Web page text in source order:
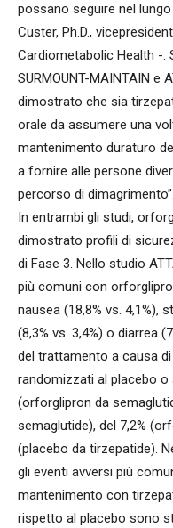
possano seguire nel
Custer, Ph.D.,
Cardiometabolic Health -.
SURMOUNT-MAINTAIN e
dimostrato che sia
orale da assumere una
mantenimento duraturo
a fornire alle persone
percorso di dimagrimento”.
In entrambi gli studi,
dimostrato profili di
di Fase 3. Nello studio
più comuni con
nausea (18,8% vs. 4,1%),
(8,3% vs. 3,4%) o diarrea
del trattamento a causa
randomizzati al placebo
(orforglipron da
semaglutide), del 7,2%
(placebo da tirzepatide).
gli eventi avversi più
mantenimento con
rispetto al placebo sono